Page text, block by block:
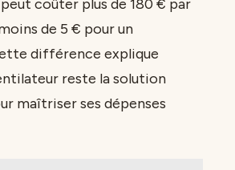
coûter plus de 180 € par
de 5 € pour un
différence explique
reste la solution
maîtriser ses dépenses